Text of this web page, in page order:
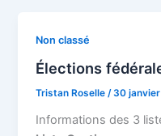
Non classé
Élections
Tristan Roselle /30 janvier
Informations des 3